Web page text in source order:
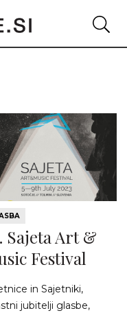
Sajeta Art &
Festival
in Sajetniki,
jubitelji glasbe,